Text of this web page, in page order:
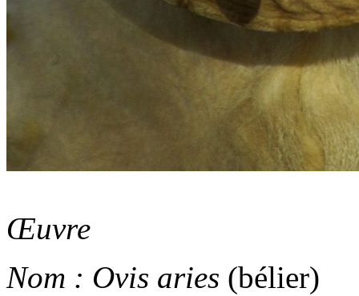
Œuvre
Nom : Ovis aries (bélier)